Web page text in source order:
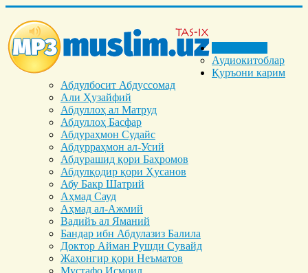
Аудиокитоблар
Қуръони карим
Абдулбосит Абдуссомад
Али Ҳузайфий
Абдуллоҳ ал Матруд
Абдуллоҳ Басфар
Абдураҳмон Судайс
Абдурраҳмон ал-Усий
Абдурашид қори Баҳромов
Абдулқодир қори Ҳусанов
Абу Бакр Шатрий
Аҳмад Сауд
Аҳмад ал-Ажмий
Вадийъ ал Яманий
Бандар ибн Абдулазиз Балила
Доктор Айман Рушди Сувайд
Жаҳонгир қори Неъматов
Мустафо Исмоил